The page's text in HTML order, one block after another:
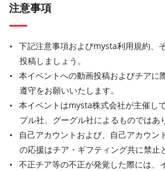
注意事項
下記注意事項およびmysta利用規約、
投稿しましょう。
本イベントへの動画投稿およびチアに
遵守をお願いいたします。
本イベントはmysta株式会社が主催し
プル社、グーグル社によるものではあ
自己アカウントおよび、自己アカウン
の応援はチア・ギフティング共に禁止
不正チア等の不正が発覚した際には、